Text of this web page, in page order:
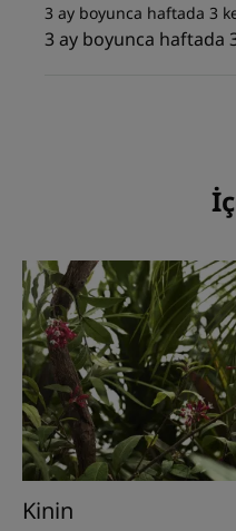
3 ay boyunca haftada 3
3 ay boyunca haftada
Kinin